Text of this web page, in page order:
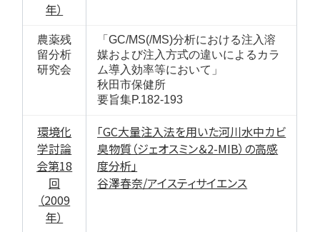
年）
農薬残
留分析
研究会
「GC/MS(/MS)分析における注入溶
媒および注入方式の違いによるカラ
ム導入効率等において」
秋田市保健所
要旨集P.182-193
環境化
学討論
会第18
回
（2009
年）
「GC大量注入法を用いた河川水中カビ
臭物質（ジェオスミン＆2-MIB）の高感
度分析」
谷澤春奈/アイスティサイエンス